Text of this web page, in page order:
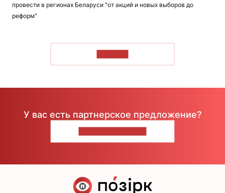
провести в регионах Беларуси "от акций и новых выборов до
реформ"
У вас есть партнерское предложение?